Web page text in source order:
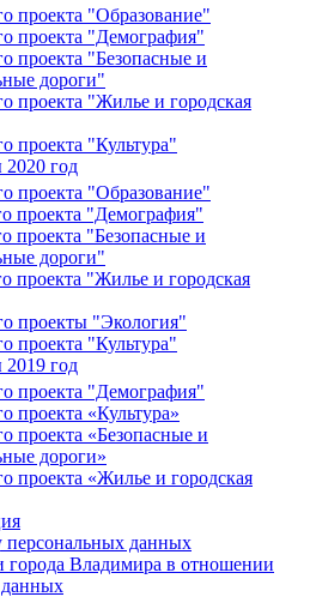
проекта "Образование"
проекта "Демография"
проекта "Безопасные и
дороги"
проекта "Жилье и городская
проекта "Культура"
год
проекта "Образование"
проекта "Демография"
проекта "Безопасные и
дороги"
проекта "Жилье и городская
проекты "Экология"
проекта "Культура"
год
проекта "Демография"
проекта «Культура»
проекта «Безопасные и
дороги»
проекта «Жилье и городская
персональных данных
города Владимира в отношении
данных